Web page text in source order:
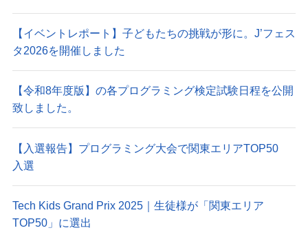
【イベントレポート】子どもたちの挑戦が形に。J’フェス
タ2026を開催しました
【令和8年度版】の各プログラミング検定試験日程を公開
致しました。
【入選報告】プログラミング大会で関東エリアTOP50
入選
Tech Kids Grand Prix 2025｜生徒様が「関東エリア
TOP50」に選出